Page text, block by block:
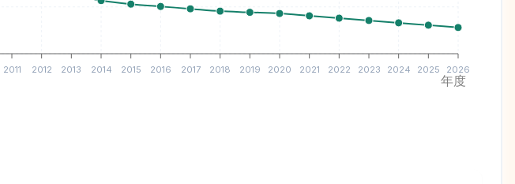
2011 2012 2013 2014 2015 2016 2017 2018 2019 2020 2021 2022 2023 2024 2025 2026
年度